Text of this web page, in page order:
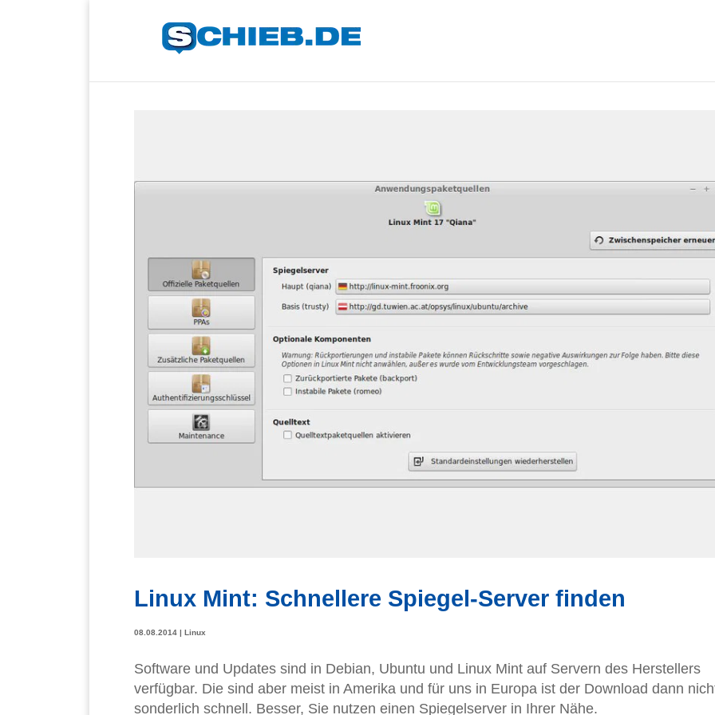
Linux Mint: Schnellere Spiegel-Server finden
08.08.2014 | Linux
Software und Updates sind in Debian, Ubuntu und Linux Mint auf Servern des Herstellers
verfügbar. Die sind aber meist in Amerika und für uns in Europa ist der Download dann
sonderlich schnell. Besser, Sie nutzen einen Spiegelserver in Ihrer Nähe.